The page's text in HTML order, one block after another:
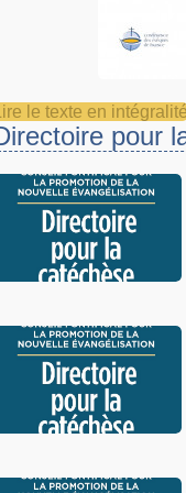
le texte en
pour